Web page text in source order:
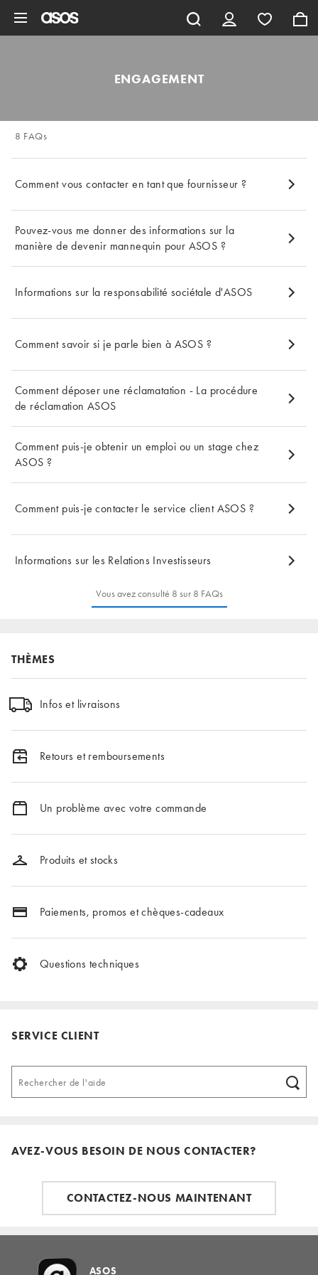
ENGAGEMENT
8 FAQs
Comment vous contacter en tant que fournisseur ?
Pouvez-vous me donner des informations sur la
manière de devenir mannequin pour ASOS ?
Informations sur la responsabilité sociétale d'ASOS
Comment savoir si je parle bien à ASOS ?
Comment déposer une réclamatation - La procédure
de réclamation ASOS
Comment puis-je obtenir un emploi ou un stage chez
ASOS ?
Comment puis-je contacter le service client ASOS ?
Informations sur les Relations Investisseurs
Vous avez consulté 8 sur 8 FAQs
THÈMES
Infos et livraisons
Retours et remboursements
Un problème avec votre commande
Produits et stocks
Paiements, promos et chèques-cadeaux
Questions techniques
SERVICE CLIENT
AVEZ-VOUS BESOIN DE NOUS CONTACTER?
CONTACTEZ-NOUS MAINTENANT
ASOS